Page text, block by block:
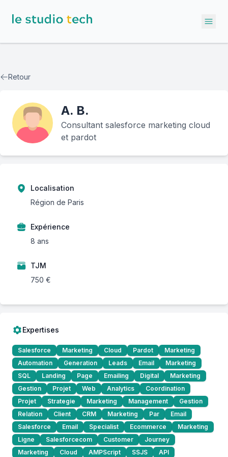
Retour
A. B.
Consultant salesforce marketing cloud
et pardot
Localisation
Région de Paris
Expérience
8 ans
TJM
750 €
Expertises
Salesforce Marketing Cloud Pardot
Marketing
Automation
Generation Leads Email
Marketing
SQL
Landing Page Emailing Digital
Marketing
Gestion
Projet Web Analytics
Coordination
Projet
Strategie Marketing Management
Gestion
Relation
Client CRM Marketing Par
Email
Salesforce
Email Specialist Ecommerce
Marketing
Ligne
Salesforcecom Customer
Journey
Marketing
Cloud AMPScript SSJS API